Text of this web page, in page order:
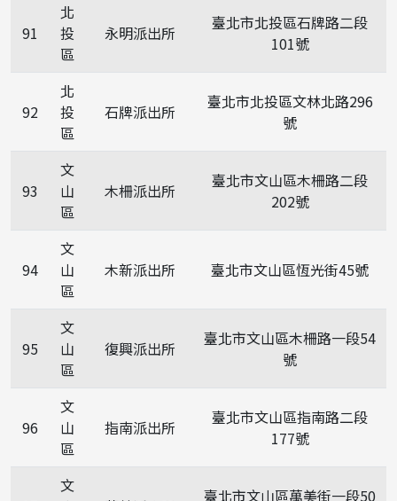
91
北
投
區
永明派出所
臺北市北投區石牌路二段
101號
92
北
投
區
石牌派出所
臺北市北投區文林北路296
號
93
文
山
區
木柵派出所
臺北市文山區木柵路二段
202號
94
文
山
區
木新派出所 臺北市文山區恆光街45號
95
文
山
區
復興派出所
臺北市文山區木柵路一段54
號
96
文
山
區
指南派出所
臺北市文山區指南路二段
177號
文
臺北市文山區萬美街一段50